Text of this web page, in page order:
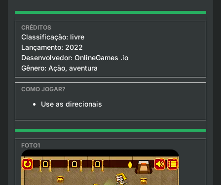
Classificação: livre
Lançamento: 2022
Desenvolvedor: OnlineGames .io
Gênero: Ação, aventura
Use as direcionais